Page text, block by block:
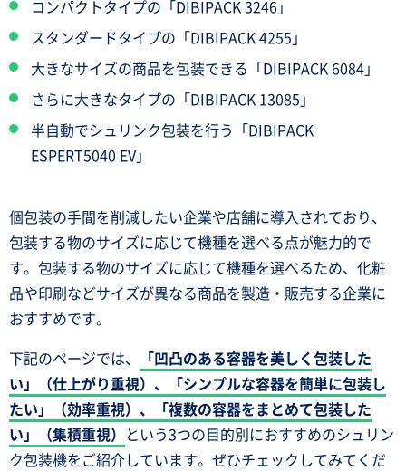
コンパクトタイプの「DIBIPACK 3246」
スタンダードタイプの「DIBIPACK 4255」
大きなサイズの商品を包装できる「DIBIPACK 6084」
さらに大きなタイプの「DIBIPACK 13085」
半自動でシュリンク包装を行う「DIBIPACK
ESPERT5040 EV」
個包装の手間を削減したい企業や店舗に導入されており、
包装する物のサイズに応じて機種を選べる点が魅力的で
す。包装する物のサイズに応じて機種を選べるため、化粧
品や印刷などサイズが異なる商品を製造・販売する企業に
おすすめです。
下記のページでは、
「凹凸のある容器を美しく包装した
い」（仕上がり重視）、「シンプルな容器を簡単に包装し
たい」（効率重視）、「複数の容器をまとめて包装した
い」（集積重視） という3つの目的別におすすめのシュリン
ク包装機をご紹介しています。ぜひチェックしてみてくだ